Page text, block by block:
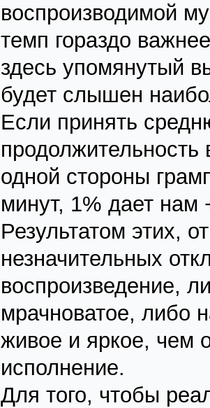
воспроизводимой
темп гораздо
здесь упомянутый
будет слышен
Если принять
продолжительность
одной стороны
минут, 1% дает нам
Результатом этих,
незначительных
воспроизведение,
мрачноватое, либо
живое и яркое, чем
исполнение.
Для того, чтобы